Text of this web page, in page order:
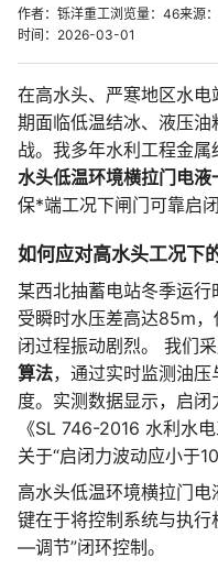
作者：铄洋重工浏览量：46来源
时间：2026-03-01
在高水头、严寒地区水
期面临低温结冰、液压
战。我多年水利工程金属
水头低温环境横拉门电
保*端工况下闸门可靠启
如何应对高水头工况下
某西北抽蓄电站冬季运
受瞬时水压差高达85m
闭过程振动剧烈。 我们采
算法，通过实时监测油
度。实测数据显示，启
《SL 746-2016 水利水
关于“启闭力波动应小于
高水头低温环境横拉门
键在于将控制系统与执
—调节”闭环控制。